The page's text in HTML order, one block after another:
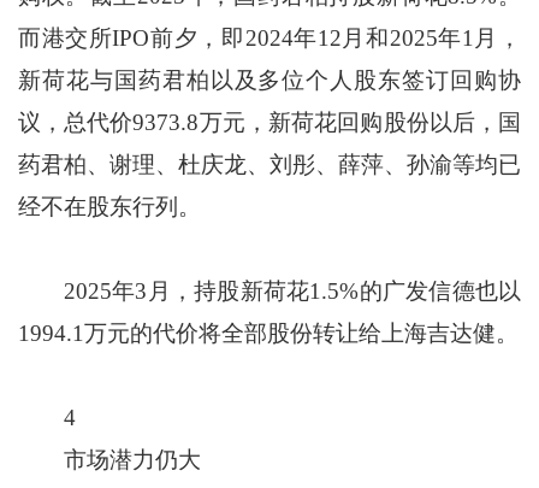
而港交所IPO前夕，即2024年12月和2025年1月，
新荷花与国药君柏以及多位个人股东签订回购协
议，总代价9373.8万元，新荷花回购股份以后，国
药君柏、谢理、杜庆龙、刘彤、薛萍、孙渝等均已
经不在股东行列。
2025年3月，持股新荷花1.5%的广发信德也以
1994.1万元的代价将全部股份转让给上海吉达健。
4
市场潜力仍大